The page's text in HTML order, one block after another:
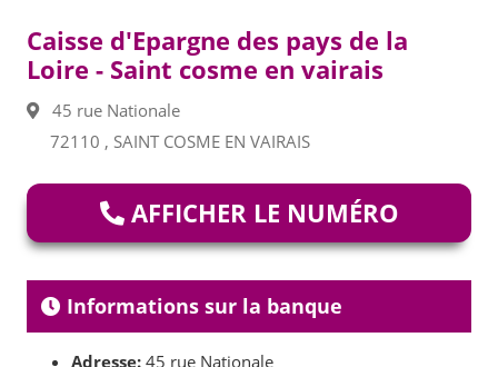
Caisse d'Epargne des pays de la
Loire - Saint cosme en vairais
45 rue Nationale
72110 , SAINT COSME EN VAIRAIS
AFFICHER LE NUMÉRO
Informations sur la banque
Adresse: 45 rue Nationale